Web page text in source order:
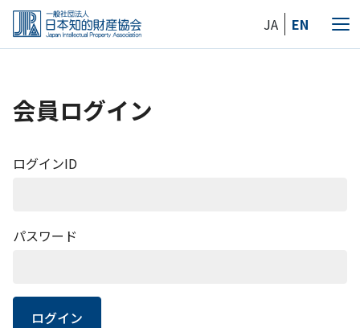
Skip
the
JA EN
メ
会員ログイン
ログインID
パスワード
ログイン